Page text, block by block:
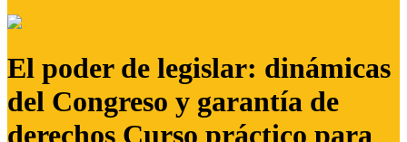
El poder de legislar: dinámicas
del Congreso y garantía de
derechos Curso práctico para